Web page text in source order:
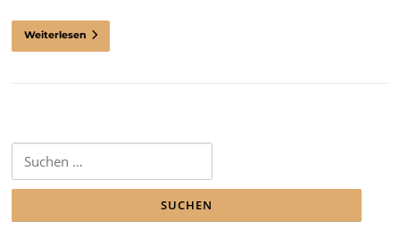
Weiterlesen
nach: